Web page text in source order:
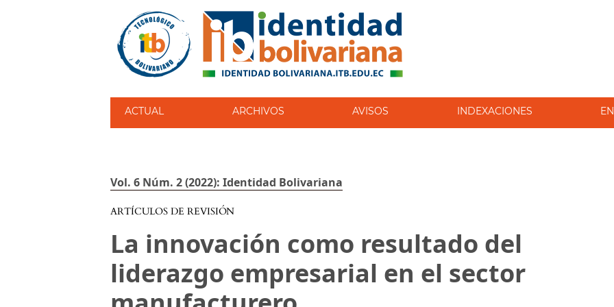
ACTUAL ARCHIVOS AVISOS INDEXACIONES
Vol. 6 Núm. 2 (2022): Identidad Bolivariana
ARTÍCULOS DE REVISIÓN
La innovación como resultado del
liderazgo empresarial en el sector